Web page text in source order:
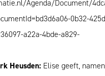
Agenda/Document/
0b32-
a22a-4bde-a829-
Heusden: Elise geeft,